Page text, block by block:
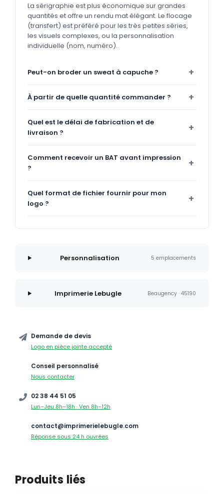
La sérigraphie est plus économique sur grandes
quantités et offre un rendu mat élégant. Le flocage
(transfert) est préféré pour les très petites séries,
les visuels complexes, ou la personnalisation
individuelle (nom, numéro).
Peut-on broder un sweat à capuche ?
À partir de quelle quantité commander ?
Quel est le délai de fabrication et de
livraison ?
Comment recevoir un BAT avant impression
?
Quel format de fichier fournir pour mon
logo ?
Personnalisation 5 emplacements
Imprimerie Lebugle Beaugency · 45190
Demande de devis
Logo en pièce jointe accepté
Conseil personnalisé
Nous contacter
02 38 44 51 05
Lun–Jeu 8h–18h · Ven 8h–12h
contact@imprimerielebugle.com
Réponse sous 24 h ouvrées
Produits liés